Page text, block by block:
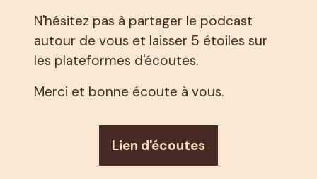
N'hésitez pas à partager le podcast
autour de vous et laisser 5 étoiles sur
les plateformes d'écoutes.
Merci et bonne écoute à vous.
Lien d'écoutes